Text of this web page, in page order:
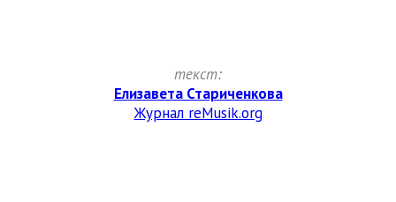
текст:
Елизавета Стариченкова
Журнал reMusik.org